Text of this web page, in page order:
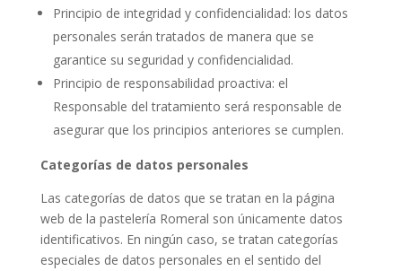
Principio de integridad y confidencialidad: los datos
personales serán tratados de manera que se
garantice su seguridad y confidencialidad.
Principio de responsabilidad proactiva: el
Responsable del tratamiento será responsable de
asegurar que los principios anteriores se cumplen.
Categorías de datos personales
Las categorías de datos que se tratan en la página
web de la pastelería Romeral son únicamente datos
identificativos. En ningún caso, se tratan categorías
especiales de datos personales en el sentido del